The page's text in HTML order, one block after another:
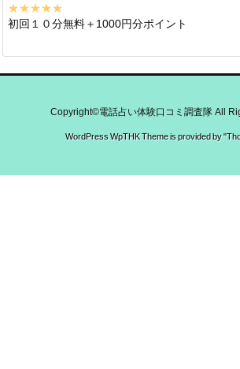
★★★★★
初回１０分無料＋1000円分ポイント
Copyright©電話占い体験口コミ調査隊 All
WordPress WpTHK Theme is provided by "